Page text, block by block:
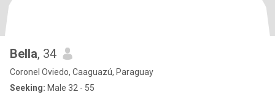
Bella, 34
Coronel Oviedo, Caaguazú, Paraguay
Seeking: Male 32 - 55